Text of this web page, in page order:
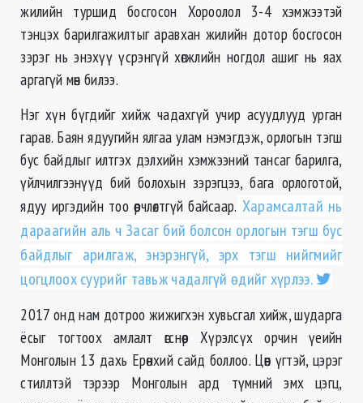
жилийн туршид босгосон Хороолол 3-4 хэмжээтэй
тэнцэх барилгажилтыг аравхан жилийн дотор босгосон
зэрэг нь энэхүү үсрэнгүй хөгжлийн ногдол ашиг нь яах
аргагүй мөн билээ.
Нэг хүн бүгдийг хийж чадахгүй учир асуудлууд урган
гарав. Баян ядуугийн ялгаа улам нэмэгдэж, орлогын тэгш
бус байдлыг илтгэх дэлхийн хэмжээний тансаг барилга,
үйлчилгээнүүд бий болохын зэрэгцээ, бага орлоготой,
ядуу иргэдийн тоо өөрчлөлтгүй байсаар. Харамсалтай нь
дараагийн аль ч Засаг бий болсон орлогын тэгш бус
байдлыг арилгаж, энэрэнгүй, эрх тэгш нийгмийг
цогцлоох суурийг тавьж чадалгүй өдийг хүрлээ.
2017 онд нам дотроо жижигхэн хувьсгал хийж, шударга
ёсыг тогтоох амлалт өгснөөр Хүрэлсүх орчин үеийн
Монголын 13 дахь Ерөнхий сайд боллоо. Цөөн үгтэй, цэрэг
стиллтэй тэрээр Монголын ард түмний эмх цэгц,